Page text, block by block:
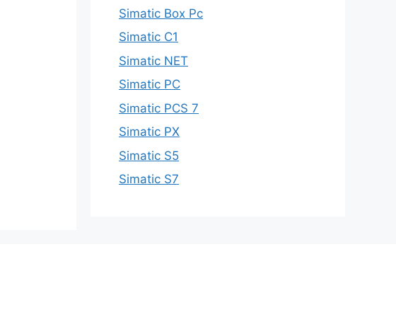
Simatic Box Pc
Simatic C1
Simatic NET
Simatic PC
Simatic PCS 7
Simatic PX
Simatic S5
Simatic S7